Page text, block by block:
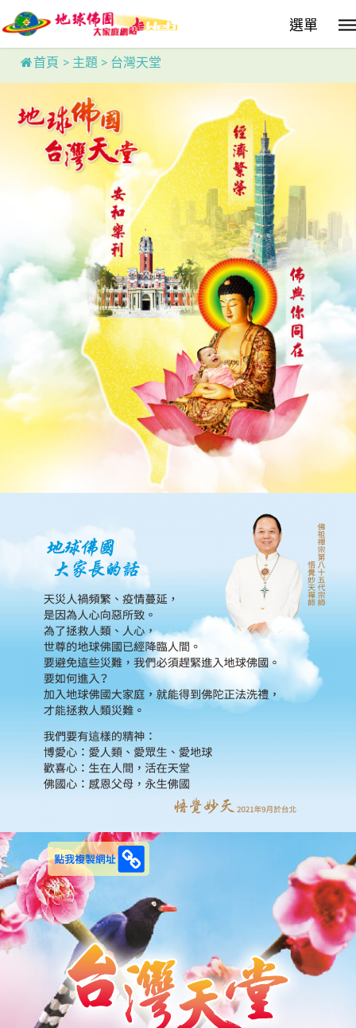
to
main
content
選單
首頁 > 主題 > 台灣天堂